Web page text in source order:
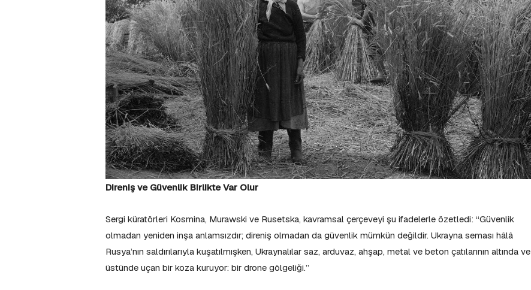
Direniş ve Güvenlik Birlikte Var Olur
Sergi küratörleri Kosmina, Murawski ve Rusetska, kavramsal çerçeveyi şu ifadelerle özetledi: “Güvenlik
olmadan yeniden inşa anlamsızdır; direniş olmadan da güvenlik mümkün değildir. Ukrayna seması hâlâ
Rusya’nın saldırılarıyla kuşatılmışken, Ukraynalılar saz, arduvaz, ahşap, metal ve beton çatılarının altında ve
üstünde uçan bir koza kuruyor: bir drone gölgeliği.”